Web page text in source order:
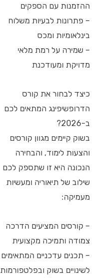
ההזמנות עם הספקים
– פתרונות לבעיות משלוח
בינלאומיות ומכס
– שמירה על רמת מלאי
מדויקת ומעודכנת
כיצד לבחור את קורס
הדרופשיפינג המתאים לכם
ב-2026?
בשוק קיימים מגוון קורסים
והצעות לימוד, והבחירה
הנכונה היא זו שתספק לכם
שילוב של תיאוריה ומעשיות
מעמיקה:
– קורסים המציעים הדרכה
צמודה ותמיכה מקצועית
– תכנים עדכניים המתאימים
לשינויים בשוק ובפלטפורמות